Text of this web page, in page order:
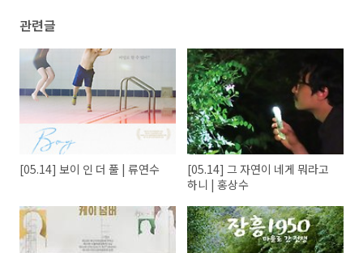
관련글
[05.14] 보이 인 더 풀 | 류연수
[05.14] 그 자연이 네게 뭐라고
하니 | 홍상수